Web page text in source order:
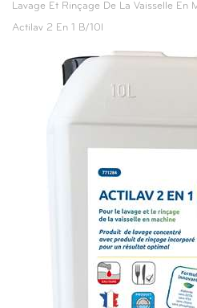
Lavage Et Rinçage De La Vaisselle En
Actilav 2 En 1 B/10l